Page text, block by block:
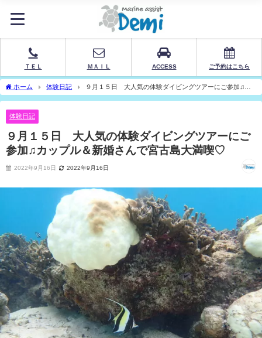
ＴＥＬ ＭＡＩＬ ACCESS ご予約はこちら
ホーム 体験日記
９月１５日 大人気の体験ダイビングツアーにご参加♫カ
ップル＆新婚さんで宮古島大満喫♡
体験日記
９月１５日 大人気の体験ダイビングツアーにご
参加♫カップル＆新婚さんで宮古島大満喫♡
2022年9月16日 2022年9月16日